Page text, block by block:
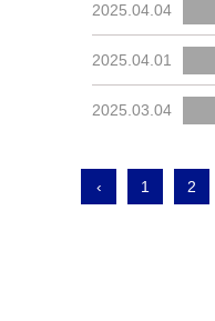
2025.04.04
2025.04.01
2025.03.04
‹ 1 2